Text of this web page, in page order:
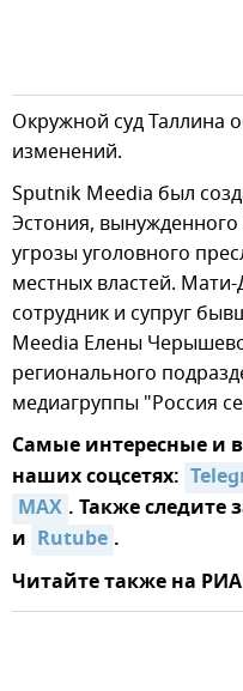
Окружной суд Таллина
изменений.
Sputnik Meedia был
Эстония, вынужденного
угрозы уголовного
местных властей.
сотрудник и супруг
Meedia Елены
регионального
медиагруппы "Россия
Самые интересные и
наших соцсетях:
MAX . Также следите
и Rutube .
Читайте также на